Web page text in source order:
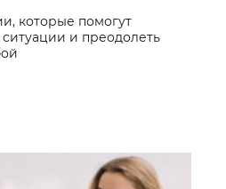
которые помогут
и преодолеть